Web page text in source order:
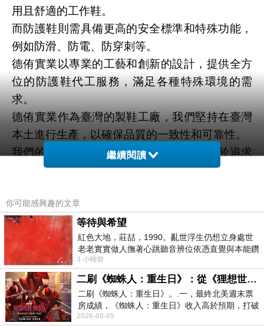
用且舒適的工作鞋。
而防護鞋則需具備更高的安全標準和特殊功能，
例如防滑、防電、防穿刺等。
德侑實業以專業的工藝和創新的設計，提供全方
位的防護鞋代工服務，滿足各種特殊環境的需
求。
德侑實業作為臺灣的製鞋工廠，我們堅持在臺灣
本土進行生產，以確保品質的一致性和可靠性。
我們的專業團隊擁有豐富的經驗，並致力於追求
卓越，為客戶提供最高品質的產品和服務。
繼續閱讀
你可能感興趣的文章
等待與希望
紅色大地，莊喆，1990。亂世浮生仍想立身處世
老老實實做人撫著心跳聽音辨位依憑直覺與本能鑽
向裂隙的亮處探索另一個心聲另一個共鳴的
3 小時前
二刷《蜘蛛人：重生日》：從《狸想世界》到《怪奇物語》
二刷《蜘蛛人：重生日》。.一，最終北美週末票
房成績，《蜘蛛人：重生日》收入高於預期，打破
《復仇者聯盟：終局之戰》記錄，成為
2026-08-05